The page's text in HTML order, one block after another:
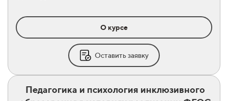
О курсе
Оставить заявку
Педагогика и психология инклюзивного